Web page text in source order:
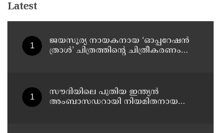
Latest
ജയസൂര്യ നായകനായ ‘ഓപ്പറേഷൻ
ത്രാൾ’ ചിത്രത്തിന്റെ ചിത്രീകരണം
സൗദിയിലെ പുതിയ ഇന്ത്യൻ
അംബാസഡറായി നിയമിതനായ